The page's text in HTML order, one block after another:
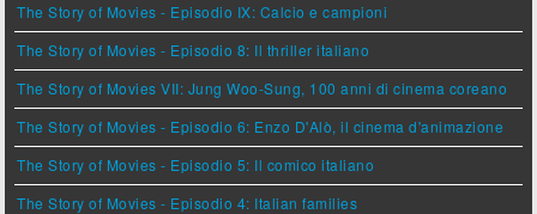
The Story of Movies - Episodio IX: Calcio e campioni
The Story of Movies - Episodio 8: Il thriller italiano
The Story of Movies VII: Jung Woo-Sung, 100 anni di cinema coreano
The Story of Movies - Episodio 6: Enzo D'Alò, il cinema d'animazione
The Story of Movies - Episodio 5: Il comico italiano
The Story of Movies - Episodio 4: Italian families